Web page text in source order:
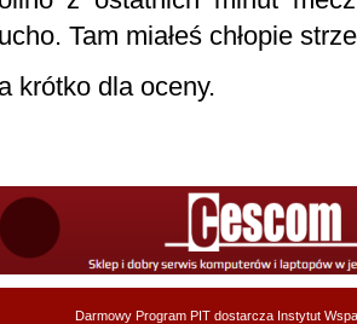
Tam miałeś chłopie
krótko dla oceny.
Darmowy Program PIT dostarcza Instytut